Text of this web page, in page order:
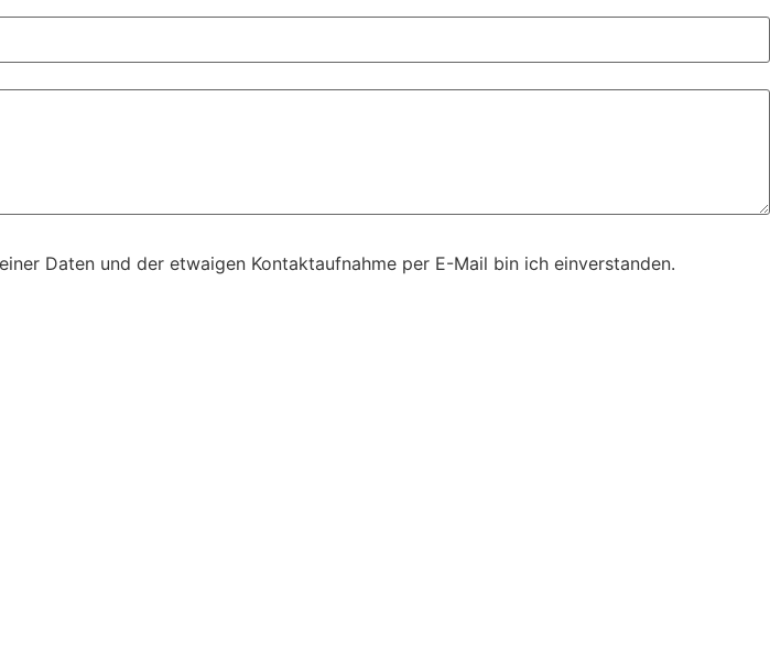
Daten und der etwaigen Kontaktaufnahme per E-Mail bin ich einverstanden.